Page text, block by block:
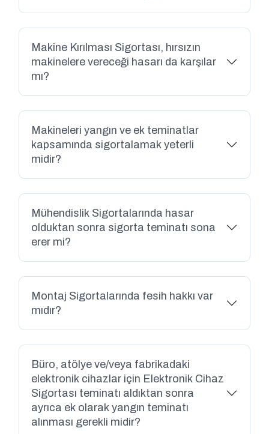
Makine Kırılması Sigortası, hırsızın
makinelere vereceği hasarı da karşılar
mı?
Makineleri yangın ve ek teminatlar
kapsamında sigortalamak yeterli
midir?
Mühendislik Sigortalarında hasar
olduktan sonra sigorta teminatı sona
erer mi?
Montaj Sigortalarında fesih hakkı var
mıdır?
Büro, atölye ve/veya fabrikadaki
elektronik cihazlar için Elektronik Cihaz
Sigortası teminatı aldıktan sonra
ayrıca ek olarak yangın teminatı
alınması gerekli midir?